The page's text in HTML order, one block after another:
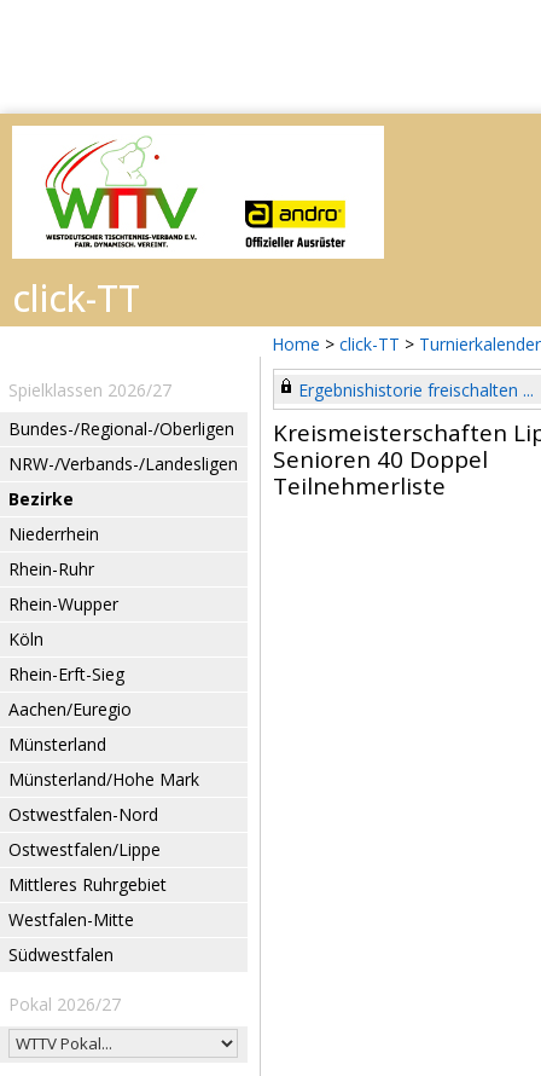
Home > click-TT > Turnierkalender
Spielklassen 2026/27
Bundes-/Regional-/Oberligen
NRW-/Verbands-/Landesligen
Bezirke
Niederrhein
Rhein-Ruhr
Rhein-Wupper
Köln
Rhein-Erft-Sieg
Aachen/Euregio
Münsterland
Münsterland/Hohe Mark
Ostwestfalen-Nord
Ostwestfalen/Lippe
Mittleres Ruhrgebiet
Westfalen-Mitte
Südwestfalen
Pokal 2026/27
Ergebnishistorie freischalten ...
Kreismeisterschaften
Senioren 40 Doppel
Teilnehmerliste